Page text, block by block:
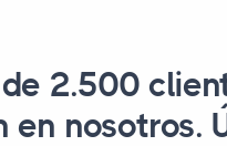
de 2.500
en nosotros.